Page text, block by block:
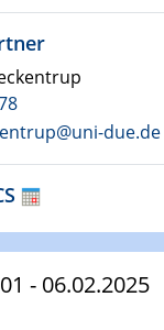
Kolloquium
We Study
Kolloquium
it: Contact and
due.de
30.11.-0001 - 06.02.2025